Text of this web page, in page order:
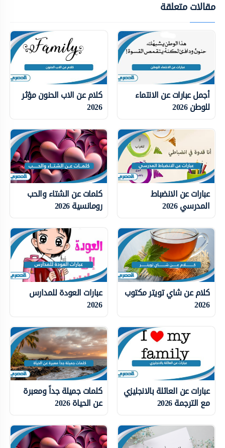
مقالات متعلقة
أجمل عبارات عن الانتماء
للوطن 2026
كلام عن الاب الحنون مؤثر
2026
عبارات عن الانضباط
المدرسي 2026
كلمات عن الشتاء والحب
رومانسية 2026
كلام عن شاي تويتر مكتوب
2026
عبارات العودة للمدارس
2026
عبارات عن العائلة بالانجليزي
مع الترجمة 2026
كلمات جميلة جداً ومعبرة
عن الحياة 2026